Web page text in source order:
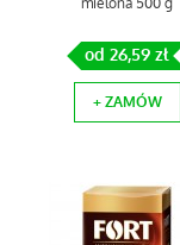
od 26,59 zł
+ ZAMÓW